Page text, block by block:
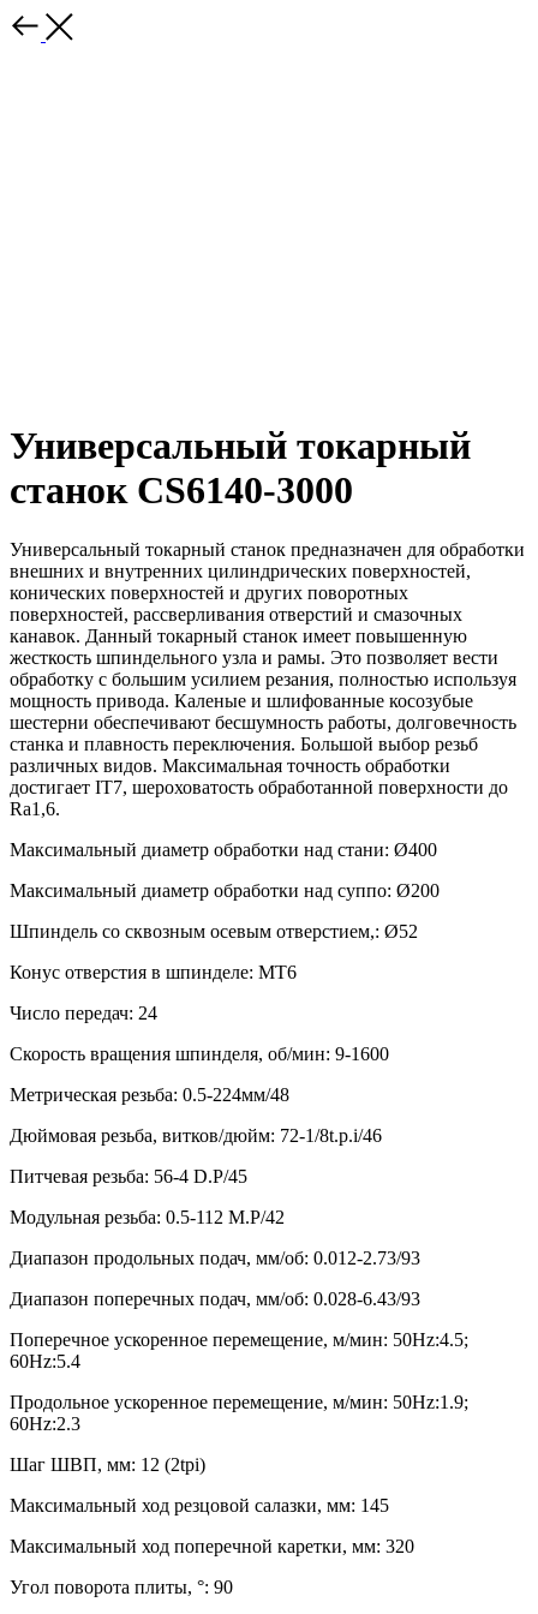
Универсальный токарный
станок CS6140-3000
Универсальный токарный станок предназначен для обработки
внешних и внутренних цилиндрических поверхностей,
конических поверхностей и других поворотных
поверхностей, рассверливания отверстий и смазочных
канавок. Данный токарный станок имеет повышенную
жесткость шпиндельного узла и рамы. Это позволяет вести
обработку с большим усилием резания, полностью используя
мощность привода. Каленые и шлифованные косозубые
шестерни обеспечивают бесшумность работы, долговечность
станка и плавность переключения. Большой выбор резьб
различных видов. Максимальная точность обработки
достигает IT7, шероховатость обработанной поверхности до
Ra1,6.
Максимальный диаметр обработки над стани: Ø400
Максимальный диаметр обработки над суппо: Ø200
Шпиндель со сквозным осевым отверстием,: Ø52
Конус отверстия в шпинделе: MT6
Число передач: 24
Скорость вращения шпинделя, об/мин: 9-1600
Метрическая резьба: 0.5-224мм/48
Дюймовая резьба, витков/дюйм: 72-1/8t.p.i/46
Питчевая резьба: 56-4 D.P/45
Модульная резьба: 0.5-112 M.P/42
Диапазон продольных подач, мм/об: 0.012-2.73/93
Диапазон поперечных подач, мм/об: 0.028-6.43/93
Поперечное ускоренное перемещение, м/мин: 50Hz:4.5;
60Hz:5.4
Продольное ускоренное перемещение, м/мин: 50Hz:1.9;
60Hz:2.3
Шаг ШВП, мм: 12 (2tpi)
Максимальный ход резцовой салазки, мм: 145
Максимальный ход поперечной каретки, мм: 320
Угол поворота плиты, °: 90